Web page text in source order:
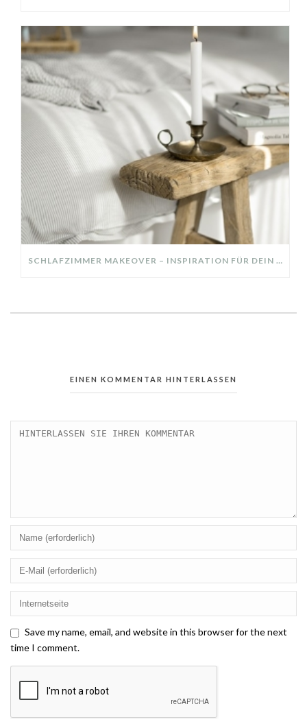
SCHLAFZIMMER MAKEOVER – INSPIRATION FÜR DEIN SCHLAFZIMMER: AUS ALT MACH NEU – HELL, GEMÜTLICH UND EINLADEND
EINEN KOMMENTAR HINTERLASSEN
Save my name, email, and website in this browser for the next
time I comment.